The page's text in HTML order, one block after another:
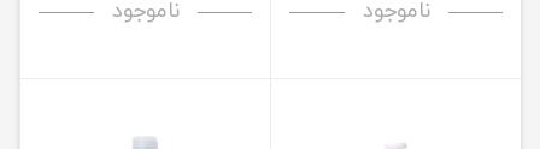
ناموجود ناموجود